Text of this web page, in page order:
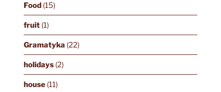
Food(15)
fruit(1)
Gramatyka (22)
holidays(2)
house(11)